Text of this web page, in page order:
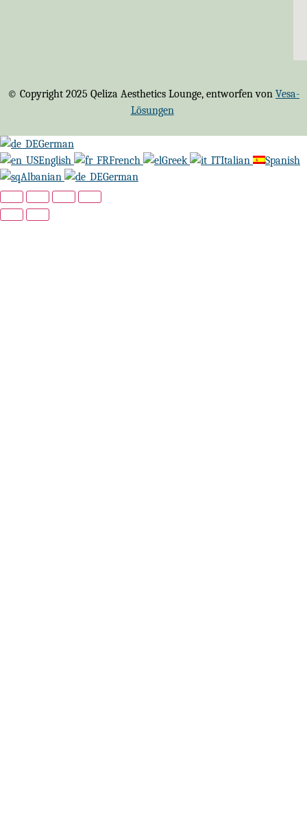
© Copyright 2025 Qeliza Aesthetics Lounge, entworfen von Vesa-
Lösungen
German
English
French Greek Italian
Spanish
Albanian
German